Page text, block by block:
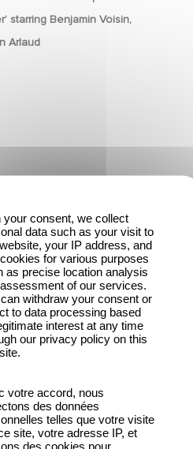
starring Benjamin Voisin,
Arlaud
FILM
Außer Konkurrenz in
Außer Konkurrenz in
your consent, we collect
data such as your visit to
your IP address, and
for various purposes
as precise location analysis
of our services.
withdraw your consent or
to data processing based
interest at any time
our privacy policy on this
votre accord, nous
des données
telles que votre visite
site, votre adresse IP, et
des cookies pour